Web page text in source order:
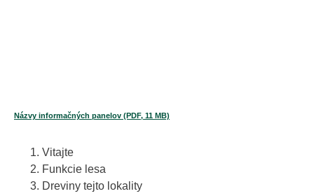
Názvy informačných panelov (PDF, 11 MB)
Vitajte
Funkcie lesa
Dreviny tejto lokality